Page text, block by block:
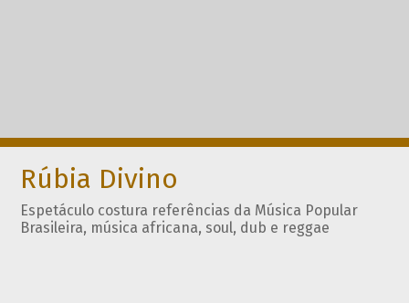
Rúbia Divino
Espetáculo costura referências da Música Popular
Brasileira, música africana, soul, dub e reggae